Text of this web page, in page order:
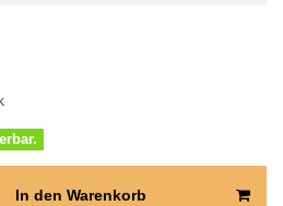
In den Warenkorb